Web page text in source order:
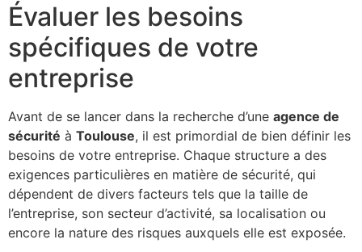
Évaluer les besoins
spécifiques de votre
entreprise
Avant de se lancer dans la recherche d’une agence de
sécurité à Toulouse, il est primordial de bien définir les
besoins de votre entreprise. Chaque structure a des
exigences particulières en matière de sécurité, qui
dépendent de divers facteurs tels que la taille de
l’entreprise, son secteur d’activité, sa localisation ou
encore la nature des risques auxquels elle est exposée.